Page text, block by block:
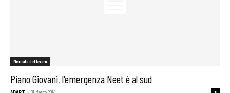
Mercato del lavoro
Piano Giovani, l'emergenza Neet è al sud